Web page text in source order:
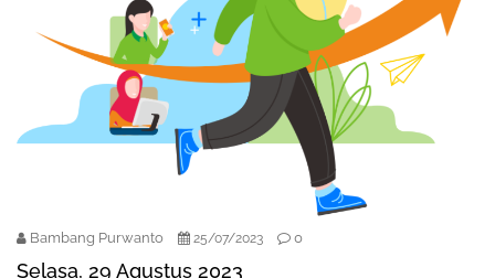
Bambang Purwanto 25/07/2023 0
Selasa, 29 Agustus 2023